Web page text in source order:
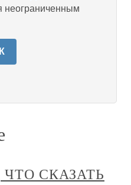
неограниченным
СКАЗАТЬ